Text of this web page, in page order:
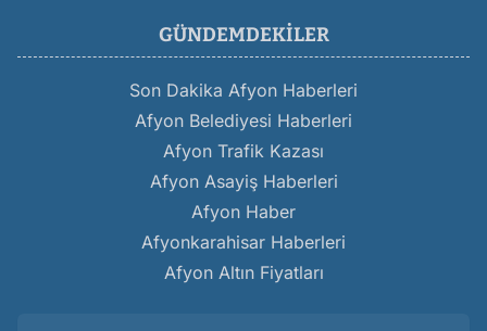
GÜNDEMDEKILER
Son Dakika Afyon Haberleri
Afyon Belediyesi Haberleri
Afyon Trafik Kazası
Afyon Asayiş Haberleri
Afyon Haber
Afyonkarahisar Haberleri
Afyon Altın Fiyatları